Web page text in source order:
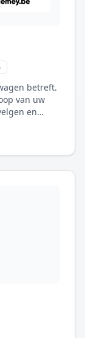
betreft.
van uw
en